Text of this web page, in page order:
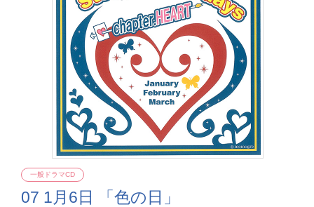
07 1月6日 「色の日」
一般ドラマCD